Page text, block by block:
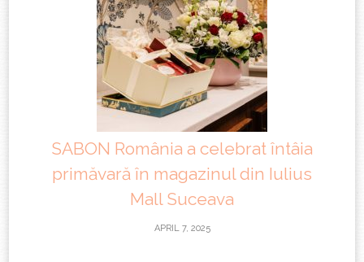
SABON România a celebrat întâia
primăvară în magazinul din Iulius
Mall Suceava
APRIL 7, 2025